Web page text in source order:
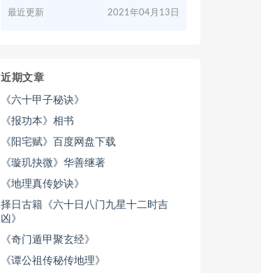
最近更新 2021年04月13日
近期文章
《六十甲子秘诀》
《报功本》相书
《阳宅赋》百度网盘下载
《璇玑抉微》华善继著
《地理真传妙诀》
择日古籍《六十日八门九星十二时吉
凶》
《奇门遁甲聚玄经》
《谭公祖传秘传地理》